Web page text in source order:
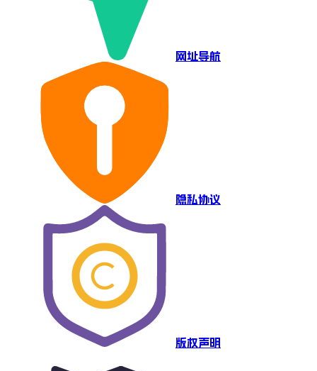
网址导航
隐私协议
版权声明